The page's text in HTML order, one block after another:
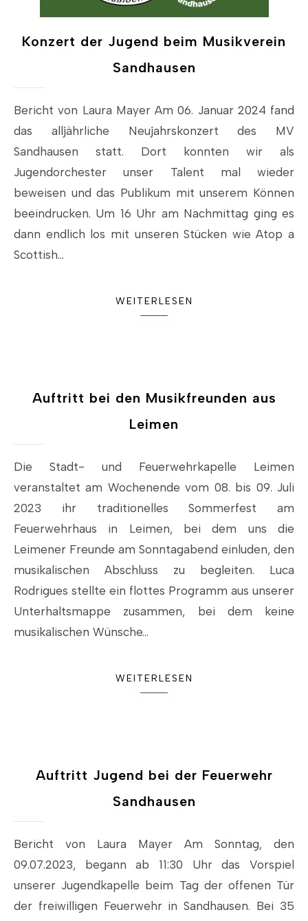
Konzert der Jugend beim Musikverein
Sandhausen
Bericht von Laura Mayer Am 06. Januar 2024 fand
das alljährliche Neujahrskonzert des MV
Sandhausen statt. Dort konnten wir als
Jugendorchester unser Talent mal wieder
beweisen und das Publikum mit unserem Können
beeindrucken. Um 16 Uhr am Nachmittag ging es
dann endlich los mit unseren Stücken wie Atop a
Scottish…
WEITERLESEN
Auftritt bei den Musikfreunden aus
Leimen
Die Stadt- und Feuerwehrkapelle Leimen
veranstaltet am Wochenende vom 08. bis 09. Juli
2023 ihr traditionelles Sommerfest am
Feuerwehrhaus in Leimen, bei dem uns die
Leimener Freunde am Sonntagabend einluden, den
musikalischen Abschluss zu begleiten. Luca
Rodrigues stellte ein flottes Programm aus unserer
Unterhaltsmappe zusammen, bei dem keine
musikalischen Wünsche…
WEITERLESEN
Auftritt Jugend bei der Feuerwehr
Sandhausen
Bericht von Laura Mayer Am Sonntag, den
09.07.2023, begann ab 11:30 Uhr das Vorspiel
unserer Jugendkapelle beim Tag der offenen Tür
der freiwilligen Feuerwehr in Sandhausen. Bei 35